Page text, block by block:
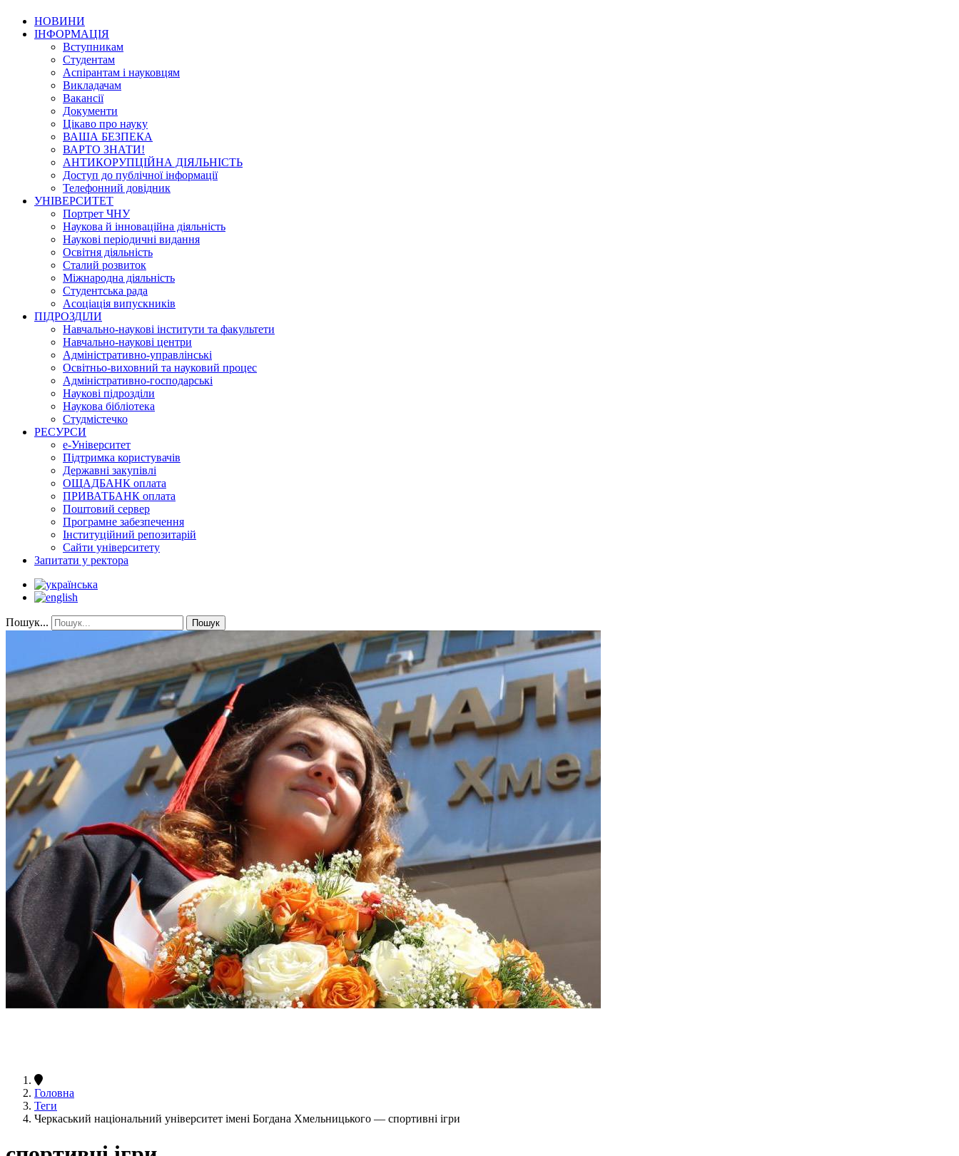
НОВИНИ
ІНФОРМАЦІЯ
Вступникам
Студентам
Аспірантам і науковцям
Викладачам
Вакансії
Документи
Цікаво про науку
ВАША БЕЗПЕКА
ВАРТО ЗНАТИ!
АНТИКОРУПЦІЙНА ДІЯЛЬНІСТЬ
Доступ до публічної інформації
Телефонний довідник
УНІВЕРСИТЕТ
Портрет ЧНУ
Наукова й інноваційна діяльність
Наукові періодичні видання
Освітня діяльність
Сталий розвиток
Міжнародна діяльність
Студентська рада
Асоціація випускників
ПІДРОЗДІЛИ
Навчально-наукові інститути та факультети
Навчально-наукові центри
Адміністративно-управлінські
Освітньо-виховний та науковий процес
Адміністративно-господарські
Наукові підрозділи
Наукова бібліотека
Студмістечко
РЕСУРСИ
е-Університет
Підтримка користувачів
Державні закупівлі
ОЩАДБАНК оплата
ПРИВАТБАНК оплата
Поштовий сервер
Програмне забезпечення
Інституційний репозитарій
Сайти університету
Запитати у ректора
Пошук... Пошук
Головна
Теги
Черкаський національний університет імені Богдана Хмельницького — спортивні ігри